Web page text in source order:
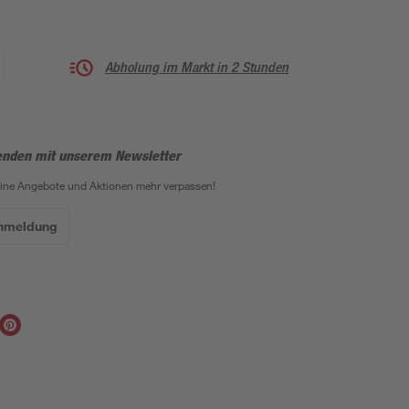
Abholung im Markt in 2 Stunden
mit unserem Newsletter
Angebote und Aktionen mehr verpassen!